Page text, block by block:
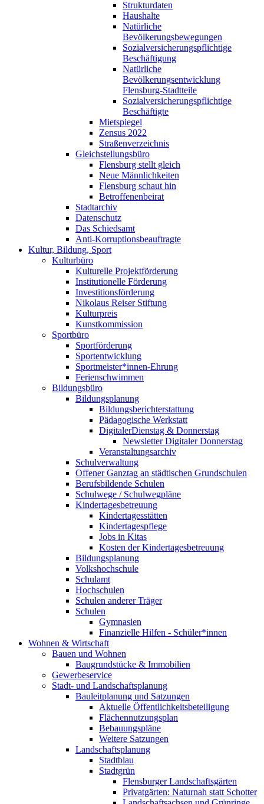
Strukturdaten
Haushalte
Natürliche
Bevölkerungsbewegungen
Sozialversicherungspflichtige
Beschäftigung
Natürliche
Bevölkerungsentwicklung
Flensburg-Stadtteile
Sozialversicherungspflichtige
Beschäftigte
Mietspiegel
Zensus 2022
Straßenverzeichnis
Gleichstellungsbüro
Flensburg stellt gleich
Neue Männlichkeiten
Flensburg schaut hin
Betroffenenbeirat
Stadtarchiv
Datenschutz
Das Schiedsamt
Anti-Korruptionsbeauftragte
Kultur, Bildung, Sport
Kulturbüro
Kulturelle Projektförderung
Institutionelle Förderung
Investitionsförderung
Nikolaus Reiser Stiftung
Kulturpreis
Kunstkommission
Sportbüro
Sportförderung
Sportentwicklung
Sportmeister*innen-Ehrung
Ferienschwimmen
Bildungsbüro
Bildungsplanung
Bildungsberichterstattung
Pädagogische Werkstatt
DigitalerDienstag & Donnerstag
Newsletter Digitaler Donnerstag
Veranstaltungsarchiv
Schulverwaltung
Offener Ganztag an städtischen Grundschulen
Berufsbildende Schulen
Schulwege / Schulwegpläne
Kindertagesbetreuung
Kindertagesstätten
Kindertagespflege
Jobs in Kitas
Kosten der Kindertagesbetreuung
Bildungsplanung
Volkshochschule
Schulamt
Hochschulen
Schulen anderer Träger
Schulen
Gymnasien
Finanzielle Hilfen - Schüler*innen
Wohnen & Wirtschaft
Bauen und Wohnen
Baugrundstücke & Immobilien
Gewerbeservice
Stadt- und Landschaftsplanung
Bauleitplanung und Satzungen
Aktuelle Öffentlichkeitsbeteiligung
Flächennutzungsplan
Bebauungspläne
Weitere Satzungen
Landschaftsplanung
Stadtblau
Stadtgrün
Flensburger Landschaftsgärten
Privatgärten: Naturnah statt Schotter